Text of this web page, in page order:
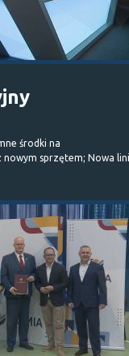
środki na
sprzętem; Nowa